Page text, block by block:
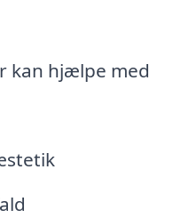
kan hjælpe med